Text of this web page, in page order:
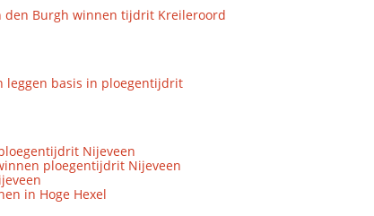
den Burgh winnen tijdrit Kreileroord
leggen basis in ploegentijdrit
Nijeveen
ploegentijdrit Nijeveen
in Hoge Hexel